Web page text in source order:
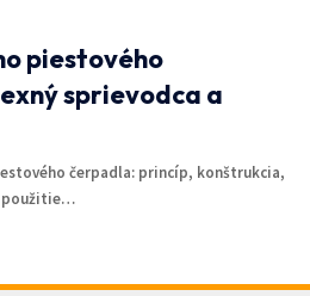
piestového
sprievodca a
čerpadla: princíp, konštrukcia,
použitie…